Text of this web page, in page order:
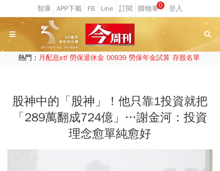
0
熱門： 月配息etf 勞保退休金 00939 勞保年金試算 存股名單
股神中的「股神」！他只靠1投資就把
「289萬翻成724億」…謝金河：投資
理念愈單純愈好